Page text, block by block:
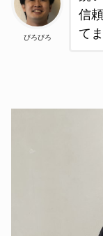
ぴろぴろ
信
て